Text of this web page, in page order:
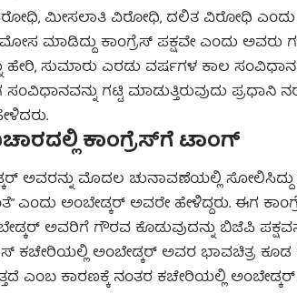
ಮೀಸಲಾತಿ ವಿರೋಧಿ, ದಲಿತ ವಿರೋಧಿ ಎಂದು
ಮಾಡಿದ್ದು ಕಾಂಗ್ರೆಸ್ ಪಕ್ಷವೇ ಎಂದು ಅವರು
ಹೇರಿ, ಸುಮಾರು ಎರಡು ವರ್ಷಗಳ ಕಾಲ
ಗಟ್ಟಿ ಮಾಡುತ್ತಿರುವುದು
ಕಾಂಗ್ರೆಸ್‌ಗೆ ಟಾಂಗ್
ಅವರನ್ನು ಮೊದಲ ಚುನಾವಣೆಯಲ್ಲಿ ಸೋಲಿಸಿದ್ದು
ಎಂದು ಅಂಬೇಡ್ಕರ್ ಅವರೇ ಹೇಳಿದ್ದರು. ಈಗ
ಅವರಿಗೆ ಗೌರವ ಕೊಡುವುದನ್ನು ಬಿಜೆಪಿ
ಕಚೇರಿಯಲ್ಲಿ ಅಂಬೇಡ್ಕರ್ ಅವರ ಭಾವಚಿತ್ರ ಕೂಡ
ಎಂಬ ಕಾರಣಕ್ಕೆ ನಂತರ ಕಚೇರಿಯಲ್ಲಿ